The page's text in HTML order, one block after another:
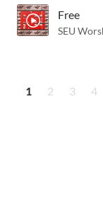
Free
SEU
1 2 3 4